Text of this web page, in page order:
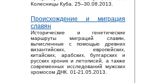
Колесницы Куба. 25–30.08.2013.
Происхождение и миграция
славян
Исторические и генетические
маршруты миграций славян,
вычисленные с помощью древних
византийских, европейских,
китайских, арабских, булгарских и
русских хроник и летописей, а также
современных исследований мужских
хромосом ДНК. 01-21.05.2013.